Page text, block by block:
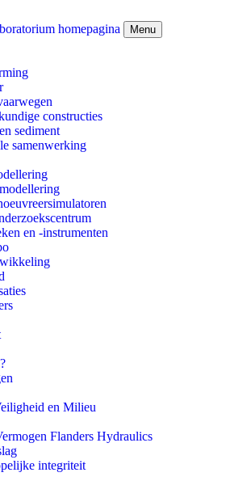
Menu
constructies
sediment
samenwerking
en -instrumenten
en Milieu
Flanders Hydraulics
integriteit